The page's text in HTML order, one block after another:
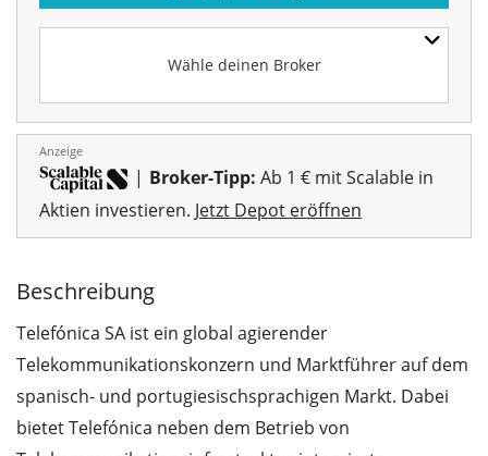
Wähle deinen Broker
Anzeige
| Broker-Tipp: Ab 1 € mit Scalable in
Aktien investieren. Jetzt Depot eröffnen
Beschreibung
Telefónica SA ist ein global agierender
Telekommunikationskonzern und Marktführer auf dem
spanisch- und portugiesischsprachigen Markt. Dabei
bietet Telefónica neben dem Betrieb von